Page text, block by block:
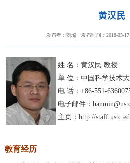
黄汉民
发布者：刘璐 发布时间：2018-05-17
姓 名：黄汉民 教授
单 位：中国科学技术
电 话： +86-551-
电子邮件：
主页： http://
教育经历